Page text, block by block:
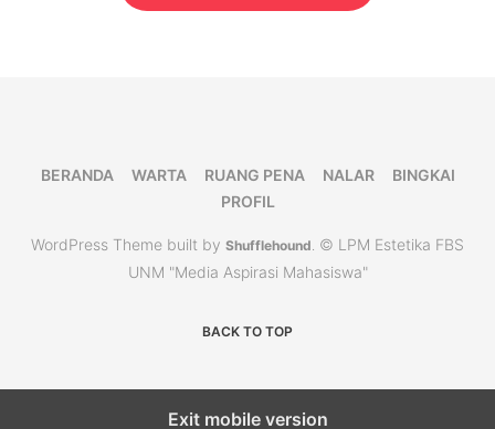
BERANDA WARTA RUANG PENA NALAR
BINGKAI
PROFIL
WordPress Theme built by Shufflehound. © LPM Estetika FBS
UNM "Media Aspirasi Mahasiswa"
BACK TO TOP
Exit mobile version